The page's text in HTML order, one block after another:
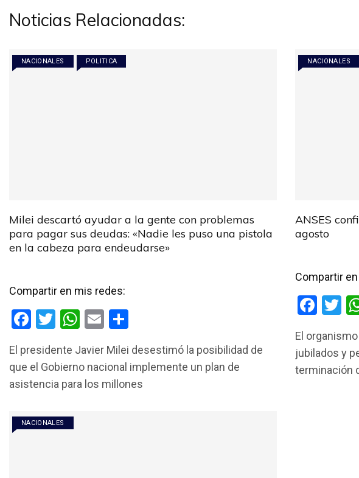
Noticias Relacionadas:
NACIONALES POLITICA
Milei descartó ayudar a la gente con problemas
para pagar sus deudas: «Nadie les puso una pistola
en la cabeza para endeudarse»
Compartir en mis redes:
F
ce
b
o
k
T
tt
er
W
at
s
E
ail m
p
El presidente Javier Milei desestimó la posibilidad de
que el Gobierno nacional implemente un plan de
asistencia para los millones
NACIONALES
ANSES
agosto
Compartir
F
ce
b
T
tt
er
El
jubilados y
terminación
NACIONALES